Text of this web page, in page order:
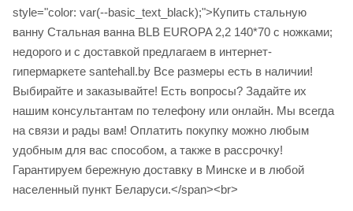
style="color: var(--basic_text_black);">Купить стальную
ванну Стальная ванна BLB EUROPA 2,2 140*70 с ножками;
недорого и с доставкой предлагаем в интернет-
гипермаркете santehall.by Все размеры есть в наличии!
Выбирайте и заказывайте! Есть вопросы? Задайте их
нашим консультантам по телефону или онлайн. Мы всегда
на связи и рады вам! Оплатить покупку можно любым
удобным для вас способом, а также в рассрочку!
Гарантируем бережную доставку в Минске и в любой
населенный пункт Беларуси.</span><br>